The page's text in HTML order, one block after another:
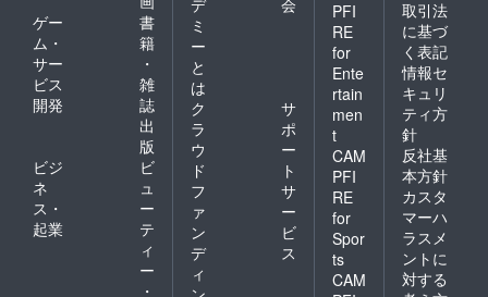
ゲー
ム・
サー
ビス
開発
書
籍
・
雑
誌
出
版
ビジ
ネ
ス・
起業
ビ
ュ
ー
テ
ィ
ー
・
デ
ミ
ー
と
は
会
ク
ラ
ウ
ド
フ
ァ
ン
デ
ィ
サ
ポ
ー
ト
サ
ー
ビ
ス
PFI
RE
for
Ente
rtain
men
t
CAM
PFI
RE
for
Spor
ts
CAM
取引法
に基づ
く表記
情報セ
キュリ
ティ方
針
反社基
本方針
カスタ
マーハ
ラスメ
ントに
対する